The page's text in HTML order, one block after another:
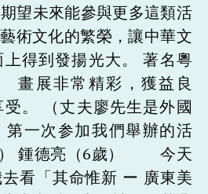
望未來能參與更多這類活
術文化的繁榮，讓中華文
得到發揚光大。 著名粵
展非常精彩，獲益良
。 （丈夫廖先生是外國
第一次参加我們舉辦的活
） 鍾德亮（6歲） 今天
看「其命惟新 ー 廣東美